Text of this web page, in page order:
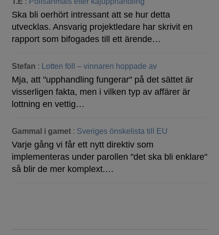
Ska bli oerhört intressant att se hur detta
utvecklas. Ansvarig projektledare har skrivit en
rapport som bifogades till ett ärende…
Stefan : Lotten föll – vinnaren hoppade av
Mja, att "upphandling fungerar" på det sättet är
visserligen fakta, men i vilken typ av affärer är
lottning en vettig…
Gammal i gamet : Sveriges önskelista till EU
Varje gång vi får ett nytt direktiv som
implementeras under parollen "det ska bli enklare"
så blir de mer komplext.…